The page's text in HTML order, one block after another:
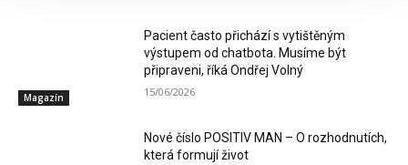
Magazín
Pacient často přichází s vytištěným
výstupem od chatbota. Musíme být
připraveni, říká Ondřej Volný
15/06/2026
Nové číslo POSITIV MAN – O rozhodnutích,
která formují život